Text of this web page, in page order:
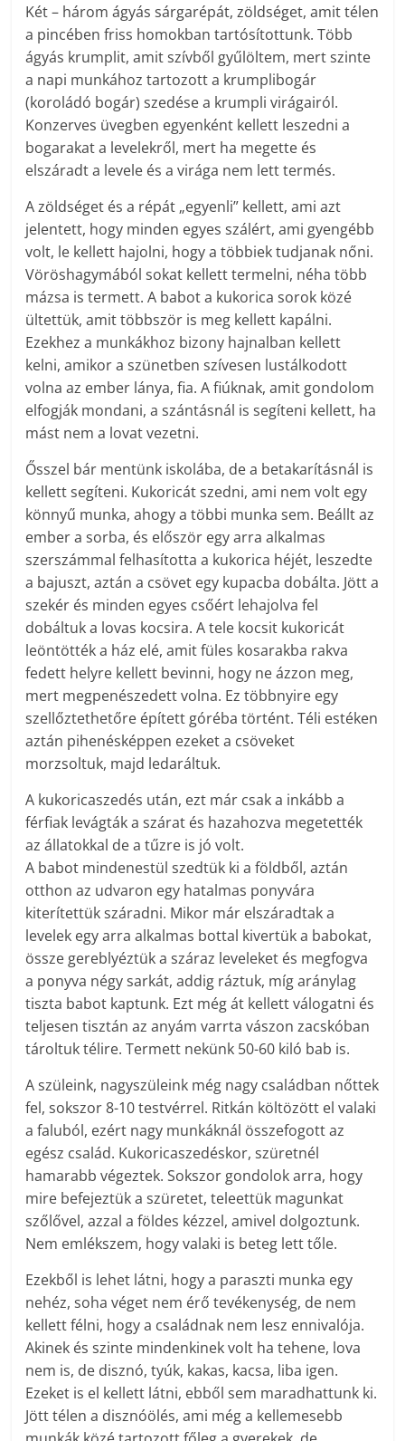
Két – három ágyás sárgarépát, zöldséget, amit télen
a pincében friss homokban tartósítottunk. Több
ágyás krumplit, amit szívből gyűlöltem, mert szinte
a napi munkához tartozott a krumplibogár
(koroládó bogár) szedése a krumpli virágairól.
Konzerves üvegben egyenként kellett leszedni a
bogarakat a levelekről, mert ha megette és
elszáradt a levele és a virága nem lett termés.
A zöldséget és a répát „egyenli” kellett, ami azt
jelentett, hogy minden egyes szálért, ami gyengébb
volt, le kellett hajolni, hogy a többiek tudjanak nőni.
Vöröshagymából sokat kellett termelni, néha több
mázsa is termett. A babot a kukorica sorok közé
ültettük, amit többször is meg kellett kapálni.
Ezekhez a munkákhoz bizony hajnalban kellett
kelni, amikor a szünetben szívesen lustálkodott
volna az ember lánya, fia. A fiúknak, amit gondolom
elfogják mondani, a szántásnál is segíteni kellett, ha
mást nem a lovat vezetni.
Ősszel bár mentünk iskolába, de a betakarításnál is
kellett segíteni. Kukoricát szedni, ami nem volt egy
könnyű munka, ahogy a többi munka sem. Beállt az
ember a sorba, és először egy arra alkalmas
szerszámmal felhasította a kukorica héjét, leszedte
a bajuszt, aztán a csövet egy kupacba dobálta. Jött a
szekér és minden egyes csőért lehajolva fel
dobáltuk a lovas kocsira. A tele kocsit kukoricát
leöntötték a ház elé, amit füles kosarakba rakva
fedett helyre kellett bevinni, hogy ne ázzon meg,
mert megpenészedett volna. Ez többnyire egy
szellőztethetőre épített góréba történt. Téli estéken
aztán pihenésképpen ezeket a csöveket
morzsoltuk, majd ledaráltuk.
A kukoricaszedés után, ezt már csak a inkább a
férfiak levágták a szárat és hazahozva megetették
az állatokkal de a tűzre is jó volt.
A babot mindenestül szedtük ki a földből, aztán
otthon az udvaron egy hatalmas ponyvára
kiterítettük száradni. Mikor már elszáradtak a
levelek egy arra alkalmas bottal kivertük a babokat,
össze gereblyéztük a száraz leveleket és megfogva
a ponyva négy sarkát, addig ráztuk, míg aránylag
tiszta babot kaptunk. Ezt még át kellett válogatni és
teljesen tisztán az anyám varrta vászon zacskóban
tároltuk télire. Termett nekünk 50-60 kiló bab is.
A szüleink, nagyszüleink még nagy családban nőttek
fel, sokszor 8-10 testvérrel. Ritkán költözött el valaki
a faluból, ezért nagy munkáknál összefogott az
egész család. Kukoricaszedéskor, szüretnél
hamarabb végeztek. Sokszor gondolok arra, hogy
mire befejeztük a szüretet, teleettük magunkat
szőlővel, azzal a földes kézzel, amivel dolgoztunk.
Nem emlékszem, hogy valaki is beteg lett tőle.
Ezekből is lehet látni, hogy a paraszti munka egy
nehéz, soha véget nem érő tevékenység, de nem
kellett félni, hogy a családnak nem lesz ennivalója.
Akinek és szinte mindenkinek volt ha tehene, lova
nem is, de disznó, tyúk, kakas, kacsa, liba igen.
Ezeket is el kellett látni, ebből sem maradhattunk ki.
Jött télen a disznóölés, ami még a kellemesebb